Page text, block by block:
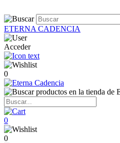
ETERNA CADENCIA
Acceder
0
0
0